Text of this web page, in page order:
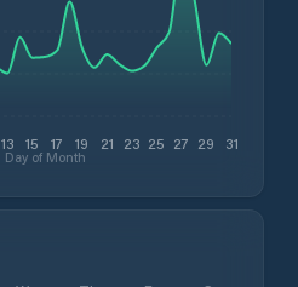
13 15 17 19 21 23 25 27 29 31
Day of Month